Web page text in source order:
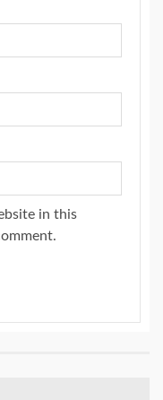
in this